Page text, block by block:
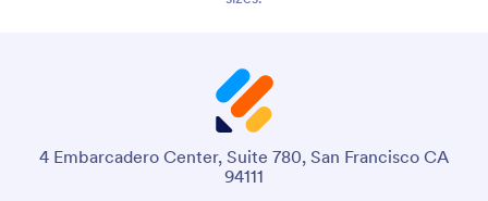
4 Embarcadero Center, Suite 780, San Francisco CA
94111